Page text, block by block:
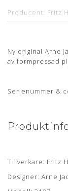
Producent: Fritz
Sædehøjde: 46,5
Stand: Ubrugt og
Stelnummer
Om læderet
Ny original Arne
av formpressad
Serienummer &
Tillverkare: Fritz
Designer: Arne